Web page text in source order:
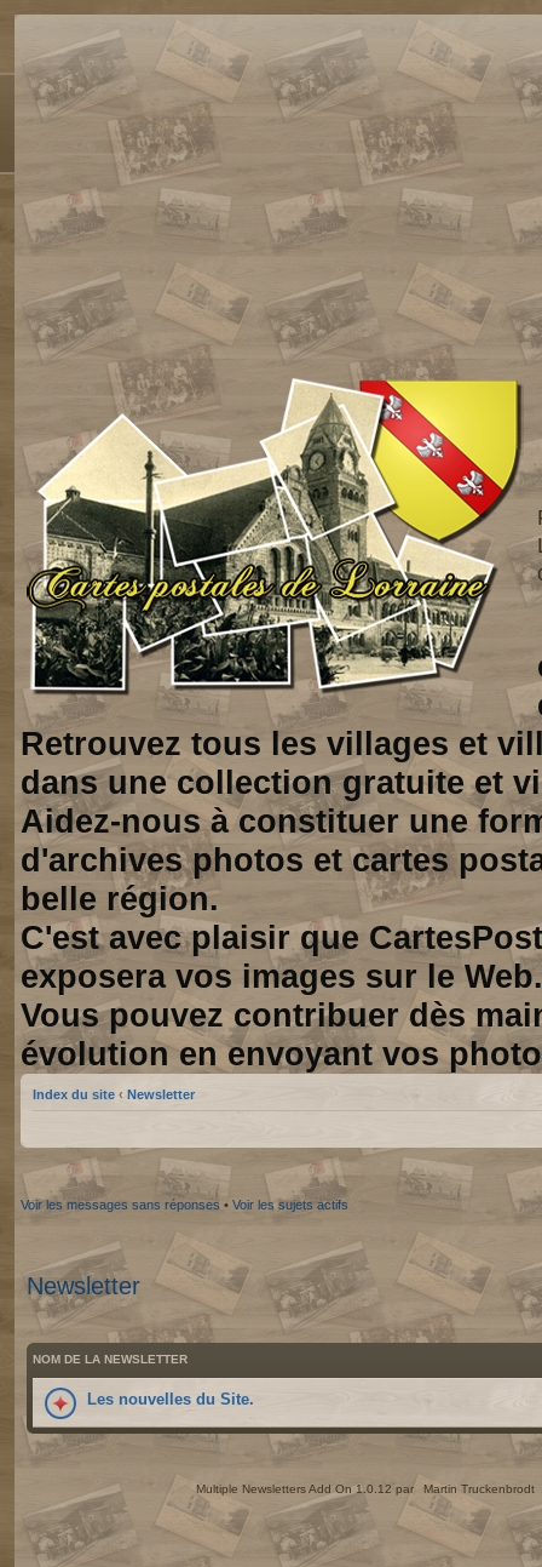
Retrouvez tous les villages et
dans une collection gratuite et
Aidez-nous à constituer une
d'archives photos et cartes
belle région.
C'est avec plaisir que
exposera vos images sur le Web.
Vous pouvez contribuer dès
évolution en envoyant vos
Index du site ‹ Newsletter
Voir les messages sans réponses • Voir les sujets actifs
Newsletter
NOM DE LA NEWSLETTER
Les nouvelles du Site.
Multiple Newsletters Add On 1.0.12 par Martin Truckenbrodt